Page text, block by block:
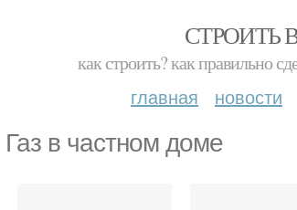
СТРОИТЬ
как строить? как правильно
главная новости
Газ в частном доме